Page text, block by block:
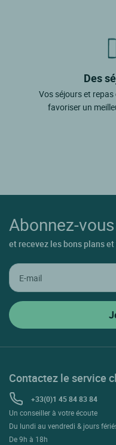
Des
Vos séjours et
favoriser un
Abonnez-
et recevez les bons plans
Contactez le service
+33(0)1 45 84 83 84
Un conseiller à votre écoute
Du lundi au vendredi & jours
De 9h à 18h